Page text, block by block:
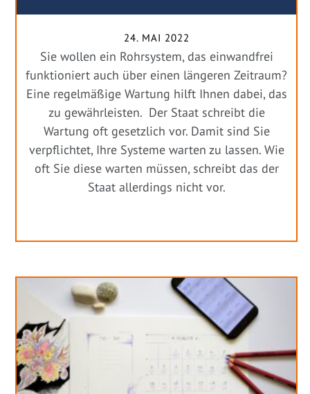
24. MAI 2022
Sie wollen ein Rohrsystem, das einwandfrei
funktioniert auch über einen längeren Zeitraum?
Eine regelmäßige Wartung hilft Ihnen dabei, das
zu gewährleisten. Der Staat schreibt die
Wartung oft gesetzlich vor. Damit sind Sie
verpflichtet, Ihre Systeme warten zu lassen. Wie
oft Sie diese warten müssen, schreibt das der
Staat allerdings nicht vor.